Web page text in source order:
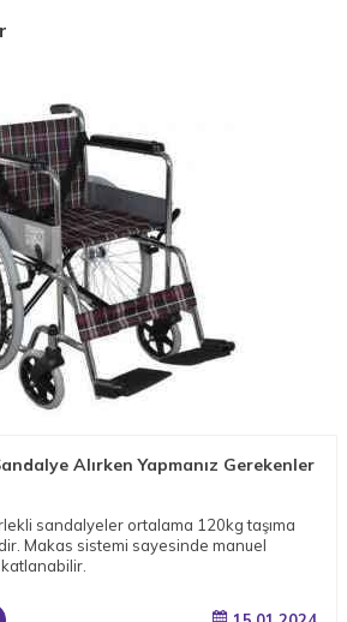
Alırken Yapmanız Gerekenler
sandalyeler ortalama 120kg taşıma
Makas sistemi sayesinde manuel